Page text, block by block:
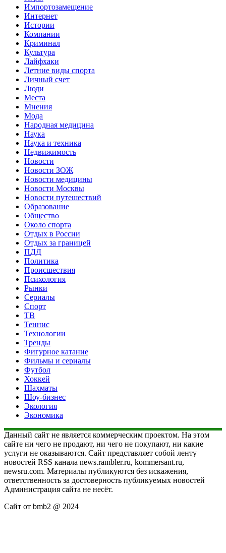
Импортозамещение
Интернет
Истории
Компании
Криминал
Культура
Лайфхаки
Летние виды спорта
Личный счет
Люди
Места
Мнения
Мода
Народная медицина
Наука
Наука и техника
Недвижимость
Новости
Новости ЗОЖ
Новости медицины
Новости Москвы
Новости путешествий
Образование
Общество
Около спорта
Отдых в России
Отдых за границей
ПДД
Политика
Происшествия
Психология
Рынки
Сериалы
Спорт
ТВ
Теннис
Технологии
Тренды
Фигурное катание
Фильмы и сериалы
Футбол
Хоккей
Шахматы
Шоу-бизнес
Экология
Экономика
Данный сайт не является коммерческим проектом. На этом
сайте ни чего не продают, ни чего не покупают, ни какие
услуги не оказываются. Сайт представляет собой ленту
новостей RSS канала news.rambler.ru, kommersant.ru,
newsru.com. Материалы публикуются без искажения,
ответственность за достоверность публикуемых новостей
Администрация сайта не несёт.
Сайт от bmb2 @ 2024